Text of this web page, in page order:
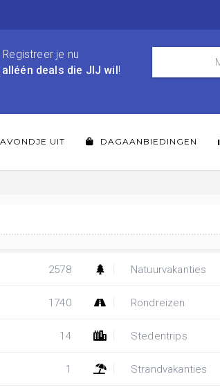
Registreer je nu
alléén deals die JIJ wil !
UIT DAGAANBIEDINGEN
2578
1740
14
1
Natuurvakanties
Rondreizen
Stedentrips
Strandvakanties